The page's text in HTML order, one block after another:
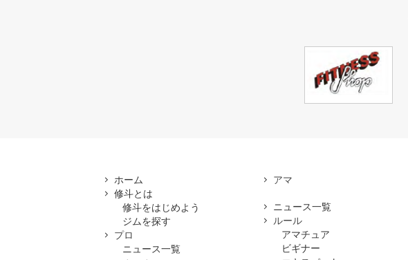
ホーム
修斗とは
修斗をはじめよう
ジムを探す
プロ
ニュース一覧
アマ
ニュース一覧
ルール
アマチュア
ビギナー